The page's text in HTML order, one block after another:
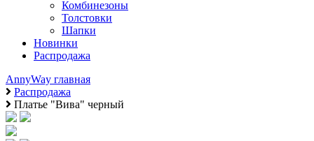
Комбинезоны
Толстовки
Шапки
Новинки
Распродажа
AnnyWay главная
Распродажа
Платье "Вива" черный